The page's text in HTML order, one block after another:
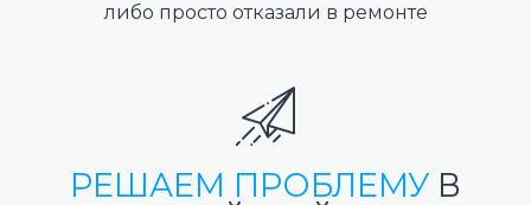
либо просто отказали в ремонте
РЕШАЕМ ПРОБЛЕМУ В